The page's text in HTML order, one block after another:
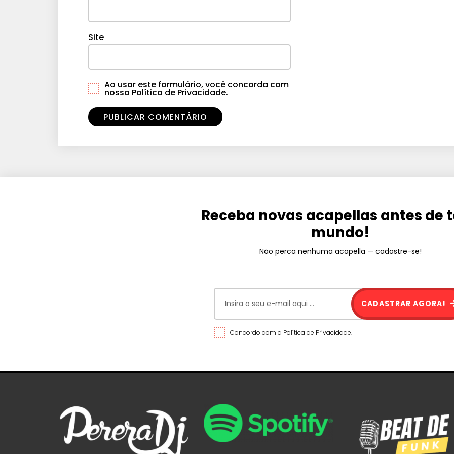
Site
Ao usar este formulário, você concorda com
nossa Política de Privacidade.
Receba novas acapellas antes de
mundo!
Não perca nenhuma acapella — cadastre-se!
Concordo com a Política de Privacidade.
CADASTRAR AGORA!